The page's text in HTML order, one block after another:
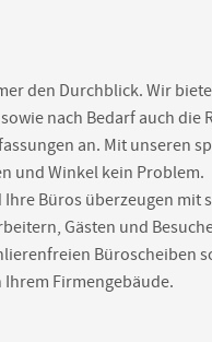
den Durchblick. Wir
nach Bedarf auch die
an. Mit unseren
und Winkel kein Problem.
Büros überzeugen mit
Gästen und
Büroscheiben
Firmengebäude.